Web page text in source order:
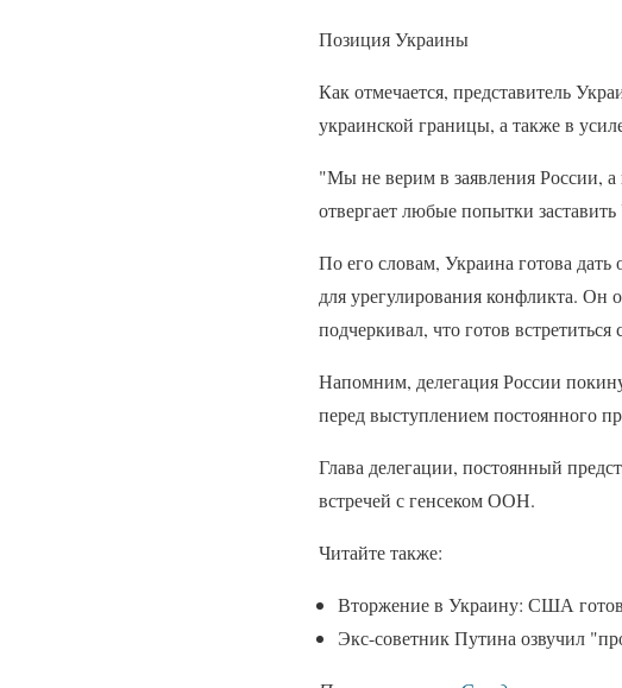
Позиция Украины
Как отмечается, представитель
украинской границы, а также в
"Мы не верим в заявления России,
отвергает любые попытки
По его словам, Украина готова дать
для урегулирования конфликта. Он
подчеркивал, что готов
Напомним, делегация России
перед выступлением постоянного
Глава делегации, постоянный
встречей с генсеком ООН.
Читайте также:
Вторжение в Украину: США
Экс-советник Путина озвучил